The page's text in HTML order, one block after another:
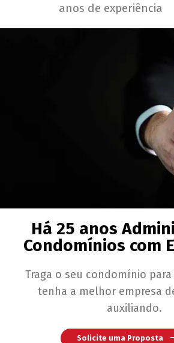
anos de experiência
Há 25 anos
Condomínios com
Traga o seu condomínio para
tenha a melhor empresa
auxiliando.
Solicite uma Proposta